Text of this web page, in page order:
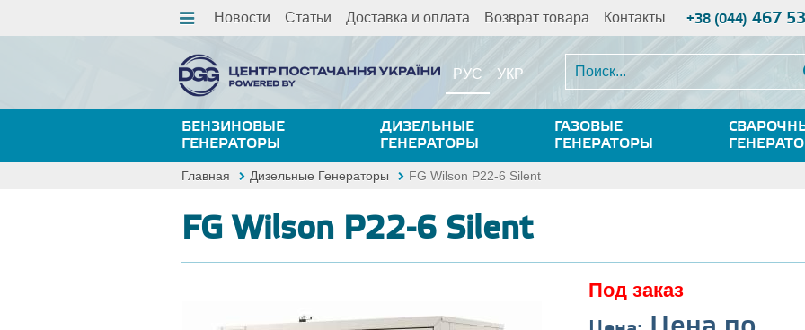
Новости Статьи Доставка и оплата Возврат товара Контакты +38 (044) 467
РУС УКР
БЕНЗИНОВЫЕ
ГЕНЕРАТОРЫ
ДИЗЕЛЬНЫЕ
ГЕНЕРАТОРЫ
ГАЗОВЫЕ
ГЕНЕРАТОРЫ
Главная Дизельные Генераторы FG Wilson P22-6 Silent
FG Wilson P22-6 Silent
Под заказ